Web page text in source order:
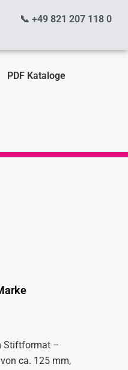
📞 +49 821 207 118 0
PDF Kataloge
Stiftformat –
ca. 125 mm,